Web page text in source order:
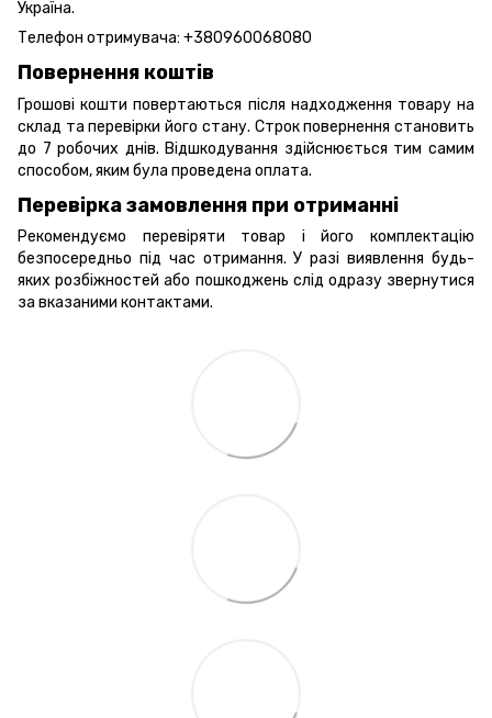
Україна.
Телефон отримувача: +380960068080
Повернення коштів
Грошові кошти повертаються після надходження товару на
склад та перевірки його стану. Строк повернення становить
до 7 робочих днів. Відшкодування здійснюється тим самим
способом, яким була проведена оплата.
Перевірка замовлення при отриманні
Рекомендуємо перевіряти товар і його комплектацію
безпосередньо під час отримання. У разі виявлення будь-
яких розбіжностей або пошкоджень слід одразу звернутися
за вказаними контактами.